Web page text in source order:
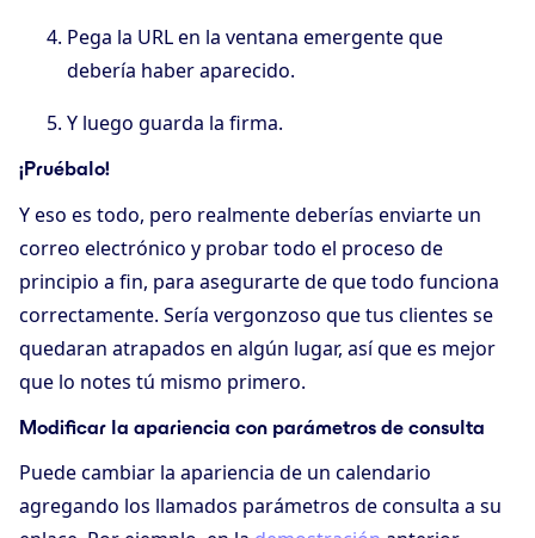
Pega la URL en la ventana emergente que
debería haber aparecido.
Y luego guarda la firma.
¡Pruébalo!
Y eso es todo, pero realmente deberías enviarte un
correo electrónico y probar todo el proceso de
principio a fin, para asegurarte de que todo funciona
correctamente. Sería vergonzoso que tus clientes se
quedaran atrapados en algún lugar, así que es mejor
que lo notes tú mismo primero.
Modificar la apariencia con parámetros de consulta
Puede cambiar la apariencia de un calendario
agregando los llamados parámetros de consulta a su